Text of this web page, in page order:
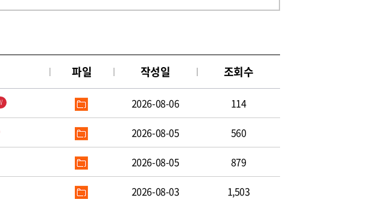
파일 작성일 조회수
2026-08-06 114
2026-08-05 560
2026-08-05 879
2026-08-03 1,503